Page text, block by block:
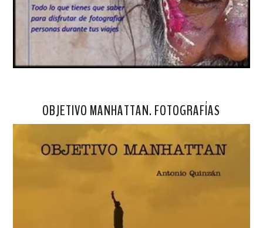
OBJETIVO MANHATTAN. FOTOGRAFÍAS